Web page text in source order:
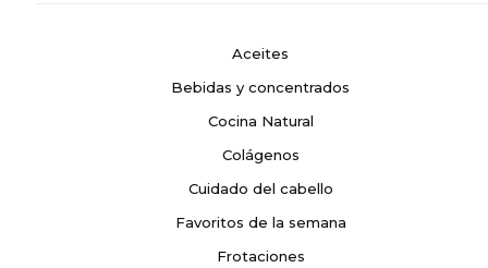
Aceites
Bebidas y concentrados
Cocina Natural
Colágenos
Cuidado del cabello
Favoritos de la semana
Frotaciones